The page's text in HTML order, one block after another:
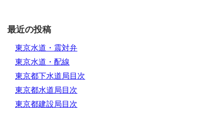
最近の投稿
東京水道・震対弁
東京水道・配線
東京都下水道局目次
東京都水道局目次
東京都建設局目次